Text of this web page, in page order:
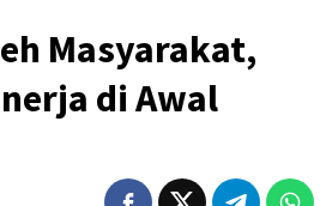
Masyarakat,
di Awal